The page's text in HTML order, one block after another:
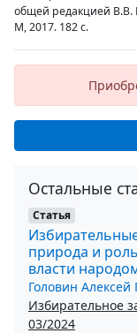
общей редакцией В.В.
М, 2017. 182 с.
Остальные
Статья
природа и
власти
Головин Алексей
Избирательное
03/2024